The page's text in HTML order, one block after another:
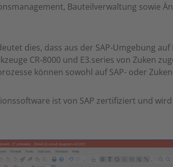
Bauteilverwaltung sowie
dies, dass aus der SAP-Umgebung
CR-8000 und E3.series von Zuken
können sowohl auf SAP- oder
ist von SAP zertifiziert und